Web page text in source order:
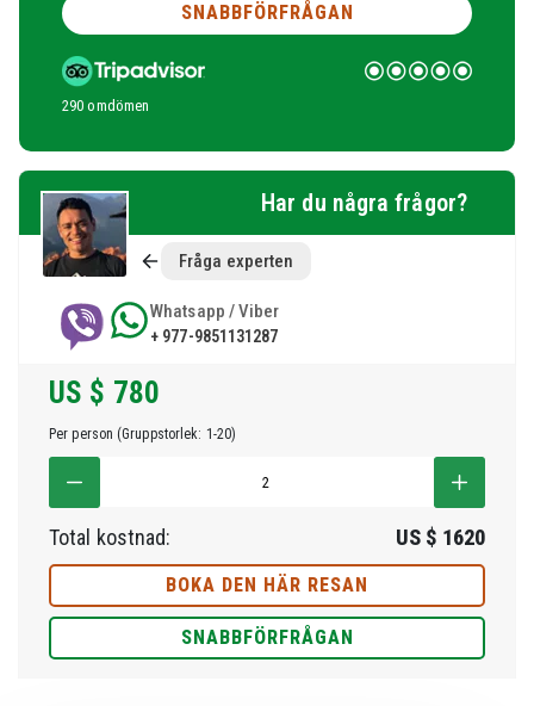
SNABBFÖRFRÅGAN
290 omdömen
Har du några frågor?
Fråga experten
Whatsapp / Viber
+ 977-9851131287
US $ 780
Per person (Gruppstorlek: 1-20)
Total kostnad: US $ 1620
BOKA DEN HÄR RESAN
SNABBFÖRFRÅGAN